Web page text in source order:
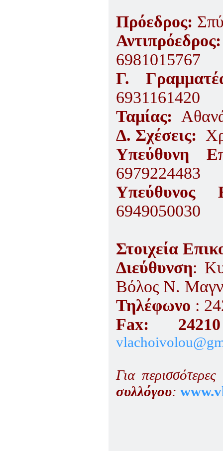
Πρόεδρος:
6981015767
Γ.
6931161420
Ταμίας:
Δ. Σχέσεις:
Υπεύθυνη
6979224483
Υπεύθυνος
6949050030
Στοιχεία
Διεύθυνση:
Βόλος Ν.
Τηλέφωνο :
Fax:
Για
συλλόγου: www.